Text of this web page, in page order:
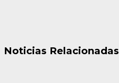
Noticias Relacionadas